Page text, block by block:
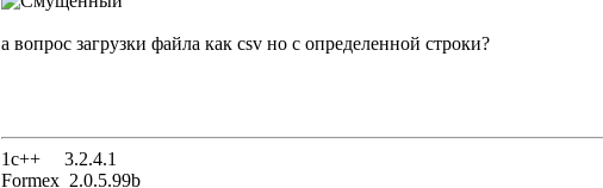
а вопрос загрузки файла как csv но с определенной строки?
1с++ 3.2.4.1
Formex 2.0.5.99b